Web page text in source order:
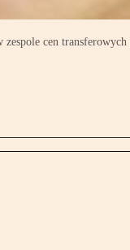
zespole cen transferowych